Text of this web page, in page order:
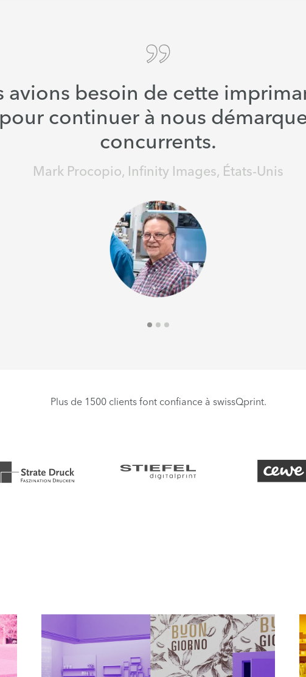
avions besoin de cette
continuer à nous
concurrents.
Mark Procopio, Infinity Images, États-Unis
Plus de 1500 clients font confiance à swissQprint.